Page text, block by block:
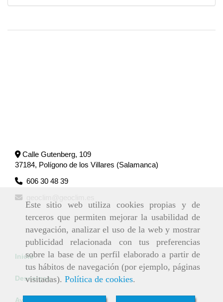
Este sitio web utiliza cookies propias y de
terceros que permiten mejorar la usabilidad de
navegación, analizar el uso de la web y mostrar
publicidad relacionada con tus preferencias
sobre la base de un perfil elaborado a partir de
tus hábitos de navegación (por ejemplo, páginas
visitadas). Política de cookies.
Calle Gutenberg, 109
37184, Polígono de los Villares (Salamanca)
606 30 48 39
Inicio
Descargas
Aviso Legal